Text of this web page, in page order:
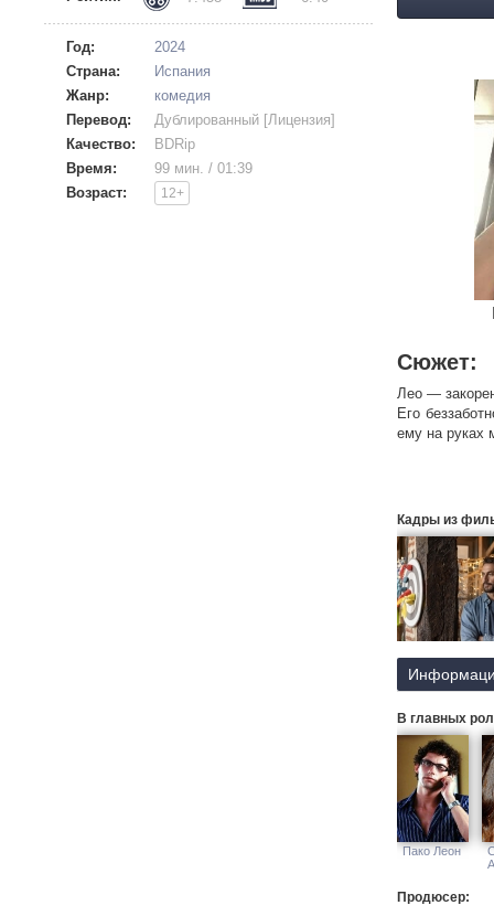
Год:
2024
Страна:
Испания
Жанр:
комедия
Перевод:
Дублированный [Лицензия]
Качество:
BDRip
Время:
99 мин. / 01:39
Возраст:
12+
Сюжет:
Лео —
Его
ему на руках
Кадры из
В главных
Пако Леон
Продюсер: